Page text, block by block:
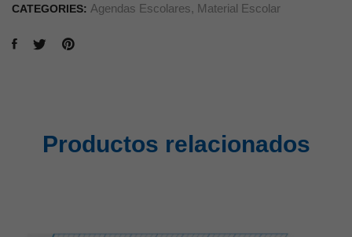
CATEGORIES: Agendas Escolares, Material Escolar
Productos relacionados